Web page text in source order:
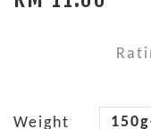
Weight